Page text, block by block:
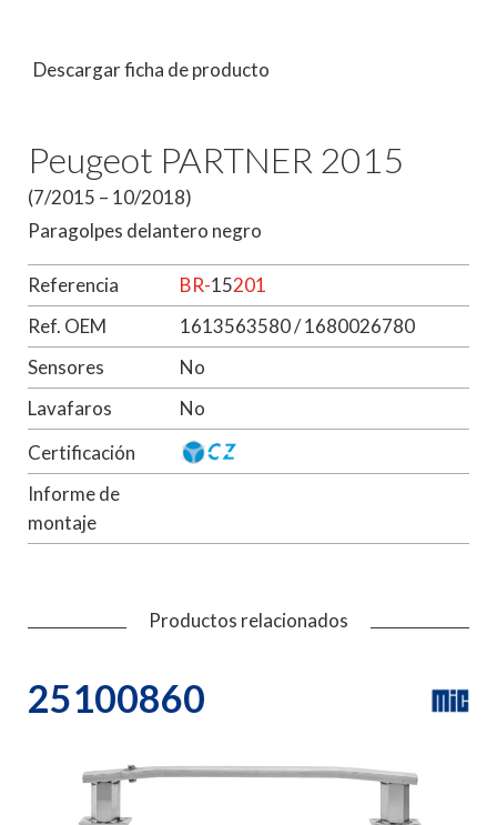
Descargar ficha de producto
Peugeot PARTNER 2015
(7/2015 – 10/2018)
Paragolpes delantero negro
Referencia BR-15201
Ref. OEM
1613563580 / 1680026780
Sensores
No
Lavafaros
No
Certificación
Informe de
montaje
Productos relacionados
25100860